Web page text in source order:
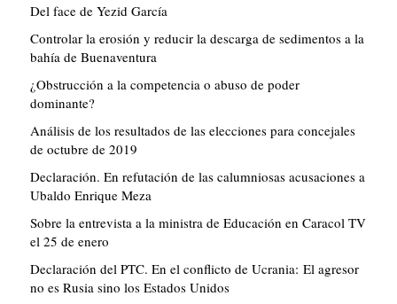
Del face de Yezid García
Controlar la erosión y reducir la descarga de sedimentos a la
bahía de Buenaventura
¿Obstrucción a la competencia o abuso de poder
dominante?
Análisis de los resultados de las elecciones para concejales
de octubre de 2019
Declaración. En refutación de las calumniosas acusaciones a
Ubaldo Enrique Meza
Sobre la entrevista a la ministra de Educación en Caracol TV
el 25 de enero
Declaración del PTC. En el conflicto de Ucrania: El agresor
no es Rusia sino los Estados Unidos